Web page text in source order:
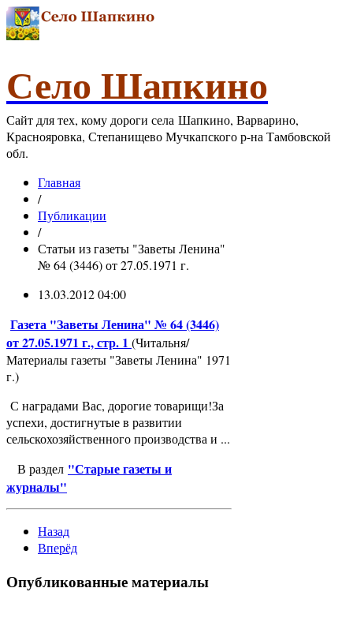
Село Шапкино
Сайт для тех, кому дороги села Шапкино, Варварино,
Краснояровка, Степанищево Мучкапского р-на Тамбовской
обл.
Главная
/
Публикации
/
Статьи из газеты "Заветы Ленина"
№ 64 (3446) от 27.05.1971 г.
13.03.2012 04:00
Газета "Заветы Ленина" № 64 (3446)
от 27.05.1971 г., стр. 1 (Читальня/
Материалы газеты "Заветы Ленина" 1971
г.)
С наградами Вас, дорогие товарищи!За
успехи, достигнутые в развитии
сельскохозяйственного производства и ...
В раздел "Старые газеты и
журналы"
Назад
Вперёд
Опубликованные материалы